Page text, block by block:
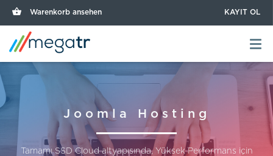
Warenkorb ansehen KAYIT OL
Joomla Hosting
Tamamı SSD Cloud altyapısında, Yüksek Performans için